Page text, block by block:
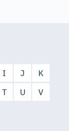
I J
K
T U
V